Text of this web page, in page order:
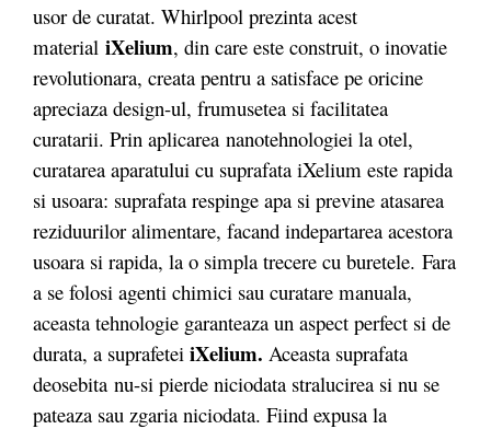
usor de curatat. Whirlpool prezinta acest
material iXelium, din care este construit, o inovatie
revolutionara, creata pentru a satisface pe oricine
apreciaza design-ul, frumusetea si facilitatea
curatarii. Prin aplicarea nanotehnologiei la otel,
curatarea aparatului cu suprafata iXelium este rapida
si usoara: suprafata respinge apa si previne atasarea
reziduurilor alimentare, facand indepartarea acestora
usoara si rapida, la o simpla trecere cu buretele. Fara
a se folosi agenti chimici sau curatare manuala,
aceasta tehnologie garanteaza un aspect perfect si de
durata, a suprafetei iXelium. Aceasta suprafata
deosebita nu-si pierde niciodata stralucirea si nu se
pateaza sau zgaria niciodata. Fiind expusa la